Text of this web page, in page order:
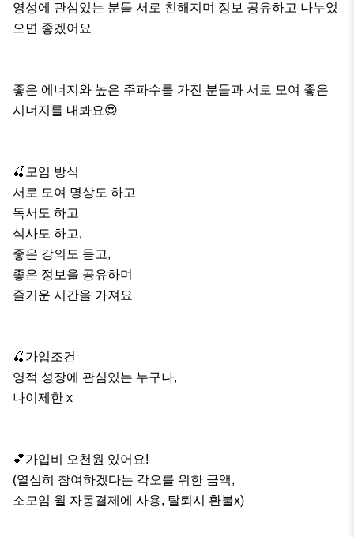
영성에 관심있는 분들 서로 친해지며 정보 공유하고 나누었
으면 좋겠어요
좋은 에너지와 높은 주파수를 가진 분들과 서로 모여 좋은
시너지를 내봐요😍
🍒모임 방식
서로 모여 명상도 하고
독서도 하고
식사도 하고,
좋은 강의도 듣고,
좋은 정보을 공유하며
즐거운 시간을 가져요
🍒가입조건
영적 성장에 관심있는 누구나,
나이제한 x
💕가입비 오천원 있어요!
(열심히 참여하겠다는 각오를 위한 금액,
소모임 월 자동결제에 사용, 탈퇴시 환불x)